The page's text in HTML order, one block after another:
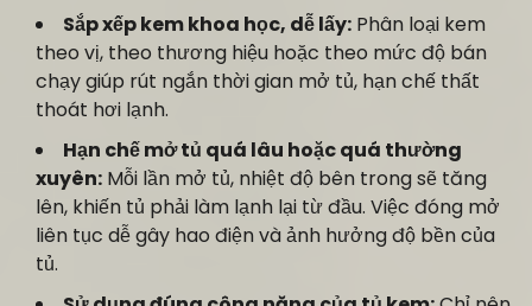
Sắp xếp kem khoa học, dễ lấy: Phân loại kem
theo vị, theo thương hiệu hoặc theo mức độ bán
chạy giúp rút ngắn thời gian mở tủ, hạn chế thất
thoát hơi lạnh.
Hạn chế mở tủ quá lâu hoặc quá thường
xuyên: Mỗi lần mở tủ, nhiệt độ bên trong sẽ tăng
lên, khiến tủ phải làm lạnh lại từ đầu. Việc đóng mở
liên tục dễ gây hao điện và ảnh hưởng độ bền của
tủ.